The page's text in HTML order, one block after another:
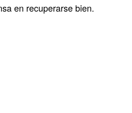
en recuperarse bien.